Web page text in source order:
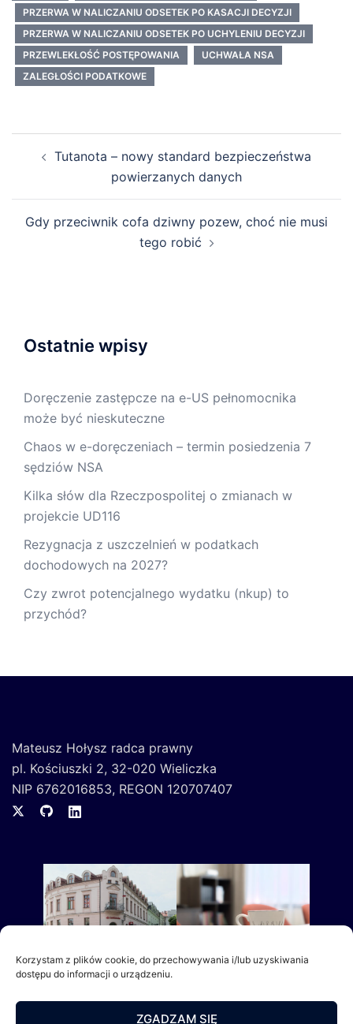
Korzystam z plików cookie, do przechowywania i/lub uzyskiwania
dostępu do informacji o urządzeniu.
ZGADZAM SIĘ
PRZERWA W NALICZANIU ODSETEK PO KASACJI DECYZJI
PRZERWA W NALICZANIU ODSETEK PO UCHYLENIU DECYZJI
PRZEWLEKŁOŚĆ POSTĘPOWANIA
UCHWAŁA NSA
ZALEGŁOŚCI PODATKOWE
wpisuTutanota – nowy standard bezpieczeństwa
powierzanych danych
Gdy przeciwnik cofa dziwny pozew, choć nie musi
tego robić
Ostatnie wpisy
Doręczenie zastępcze na e-US pełnomocnika
może być nieskuteczne
Chaos w e-doręczeniach – termin posiedzenia 7
sędziów NSA
Kilka słów dla Rzeczpospolitej o zmianach w
projekcie UD116
Rezygnacja z uszczelnień w podatkach
dochodowych na 2027?
Czy zwrot potencjalnego wydatku (nkup) to
przychód?
Mateusz Hołysz radca prawny
pl. Kościuszki 2, 32-020 Wieliczka
NIP 6762016853, REGON 120707407